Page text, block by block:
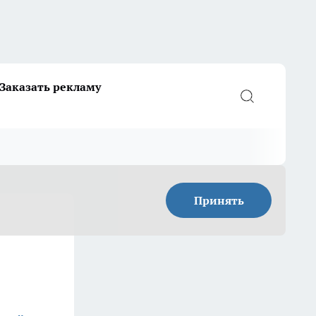
Заказать рекламу
Принять